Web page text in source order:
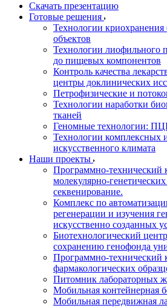
Скачать презентацию
Готовые решения
Технологии криохранения
объектов
Технологии лиофильного
до пищевых компонентов
Контроль качества
центры доклинических
Петрофизические и
Технологии наработки
тканей
Геномные технологии:
Технологии комплексных
искусственного климата
Наши проекты
Программно-технический
молекулярно-
секвенирование.
Комплекс по
регенерации и изучения
искусственно созданных
Биотехнологический
сохранению генофонда
Программно-технический
фармакологических
Питомник лабораторных
Мобильная контейнерная
Мобильная передвижная